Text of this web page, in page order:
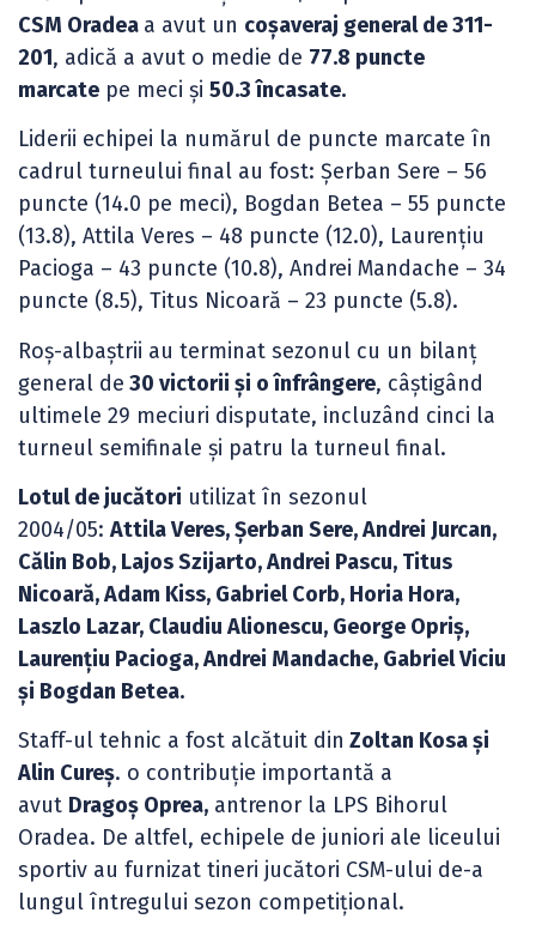
CSM Oradea a avut un coșaveraj general de 311-
201, adică a avut o medie de 77.8 puncte
marcate pe meci și 50.3 încasate.
Liderii echipei la numărul de puncte marcate în
cadrul turneului final au fost: Șerban Sere – 56
puncte (14.0 pe meci), Bogdan Betea – 55 puncte
(13.8), Attila Veres – 48 puncte (12.0), Laurențiu
Pacioga – 43 puncte (10.8), Andrei Mandache – 34
puncte (8.5), Titus Nicoară – 23 puncte (5.8).
Roș-albaștrii au terminat sezonul cu un bilanț
general de 30 victorii și o înfrângere, câștigând
ultimele 29 meciuri disputate, incluzând cinci la
turneul semifinale și patru la turneul final.
Lotul de jucători utilizat în sezonul
2004/05: Attila Veres, Şerban Sere, Andrei Jurcan,
Călin Bob, Lajos Szijarto, Andrei Pascu, Titus
Nicoară, Adam Kiss, Gabriel Corb, Horia Hora,
Laszlo Lazar, Claudiu Alionescu, George Opriş,
Laurenţiu Pacioga, Andrei Mandache, Gabriel Viciu
și Bogdan Betea.
Staff-ul tehnic a fost alcătuit din Zoltan Kosa și
Alin Cureș. o contribuție importantă a
avut Dragoș Oprea, antrenor la LPS Bihorul
Oradea. De altfel, echipele de juniori ale liceului
sportiv au furnizat tineri jucători CSM-ului de-a
lungul întregului sezon competițional.